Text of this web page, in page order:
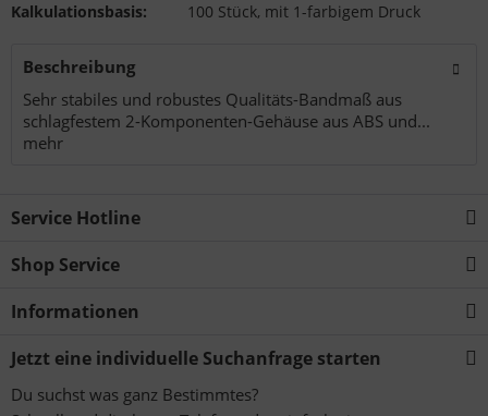
Kalkulationsbasis:
100 Stück, mit 1-farbigem Druck
Beschreibung
Sehr stabiles und robustes Qualitäts-Bandmaß aus
schlagfestem 2-Komponenten-Gehäuse aus ABS und...
mehr
Service Hotline
Shop Service
Informationen
Jetzt eine individuelle Suchanfrage starten
Du suchst was ganz Bestimmtes?